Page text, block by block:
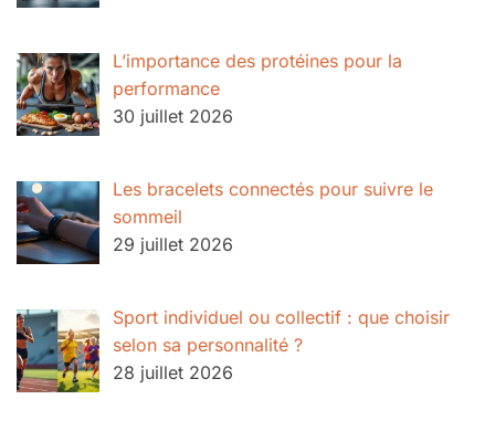
L’importance des protéines pour la
performance
30 juillet 2026
Les bracelets connectés pour suivre le
sommeil
29 juillet 2026
Sport individuel ou collectif : que choisir
selon sa personnalité ?
28 juillet 2026